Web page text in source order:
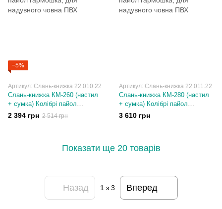
−5%
Артикул: Слань-книжка 22.010.22
Слань-книжка КM-260 (настил
+ сумка) Колібрі пайол
гармошка, для надувного
човна ПВХ
2 394 грн 2 514 грн
Артикул: Слань-книжка 22.011.22
Слань-книжка КМ-280 (настил
+ сумка) Колібрі пайол
гармошка, для надувного
човна ПВХ
3 610 грн
Показати ще 20 товарів
Назад 1 з 3 Вперед